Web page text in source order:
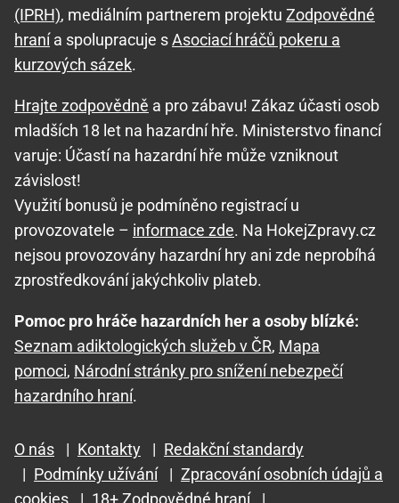
(IPRH), mediálním partnerem projektu Zodpovědné
hranía spolupracuje sAsociací hráčů pokeru a
kurzových sázek.
Hrajte zodpovědně a pro zábavu! Zákaz účasti osob
mladších 18 let na hazardní hře. Ministerstvo financí
varuje: Účastí na hazardní hře může vzniknout
závislost!
Využití bonusů je podmíněno registrací u
provozovatele – informace zde. Na HokejZpravy.cz
nejsou provozovány hazardní hry ani zde neprobíhá
zprostředkování jakýchkoliv plateb.
Pomoc pro hráče hazardních her a osoby blízké:
Seznam adiktologických služeb v ČR, Mapa
pomoci, Národní stránky pro snížení nebezpečí
hazardního hraní.
O nás | Kontakty | Redakční standardy
| Podmínky užívání | Zpracování osobních údajů a
cookies
| 18+ Zodpovědné hraní |